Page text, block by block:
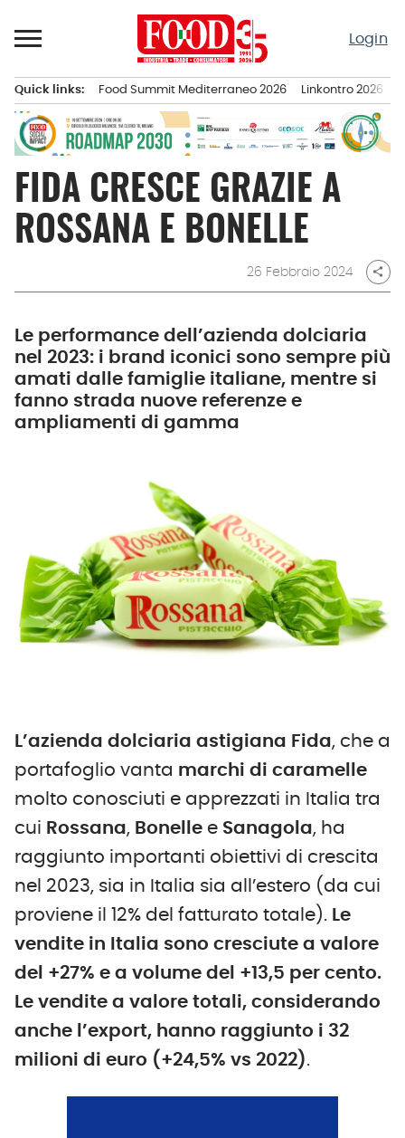
al
Login
principale
Quick links: Food Summit Mediterraneo 2026 Linkontro 2026
FIDA CRESCE GRAZIE A
ROSSANA E BONELLE
26 Febbraio 2024 share
Le performance dell’azienda dolciaria
nel 2023: i brand iconici sono sempre più
amati dalle famiglie italiane, mentre si
fanno strada nuove referenze e
ampliamenti di gamma
L’azienda dolciaria astigiana Fida, che a
portafoglio vanta marchi di caramelle
molto conosciuti e apprezzati in Italia tra
cui Rossana, Bonelle e Sanagola, ha
raggiunto importanti obiettivi di crescita
nel 2023, sia in Italia sia all’estero (da cui
proviene il 12% del fatturato totale). Le
vendite in Italia sono cresciute a valore
del +27% e a volume del +13,5 per cento.
Le vendite a valore totali, considerando
anche l’export, hanno raggiunto i 32
milioni di euro (+24,5% vs 2022).